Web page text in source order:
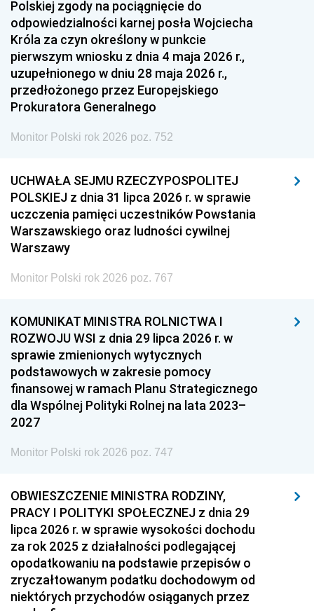
Polskiej zgody na pociągnięcie do
odpowiedzialności karnej posła Wojciecha
Króla za czyn określony w punkcie
pierwszym wniosku z dnia 4 maja 2026 r.,
uzupełnionego w dniu 28 maja 2026 r.,
przedłożonego przez Europejskiego
Prokuratora Generalnego
Monitor Polski rok 2026 poz. 752
UCHWAŁA SEJMU RZECZYPOSPOLITEJ
POLSKIEJ z dnia 31 lipca 2026 r. w sprawie
uczczenia pamięci uczestników Powstania
Warszawskiego oraz ludności cywilnej
Warszawy
Monitor Polski rok 2026 poz. 767
KOMUNIKAT MINISTRA ROLNICTWA I
ROZWOJU WSI z dnia 29 lipca 2026 r. w
sprawie zmienionych wytycznych
podstawowych w zakresie pomocy
finansowej w ramach Planu Strategicznego
dla Wspólnej Polityki Rolnej na lata 2023–
2027
Monitor Polski rok 2026 poz. 747
OBWIESZCZENIE MINISTRA RODZINY,
PRACY I POLITYKI SPOŁECZNEJ z dnia 29
lipca 2026 r. w sprawie wysokości dochodu
za rok 2025 z działalności podlegającej
opodatkowaniu na podstawie przepisów o
zryczałtowanym podatku dochodowym od
niektórych przychodów osiąganych przez